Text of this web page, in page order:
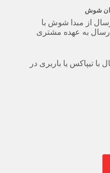
شوش
از مبدا شوش با
به عهده مشتری
با تیپاکس یا باربری در